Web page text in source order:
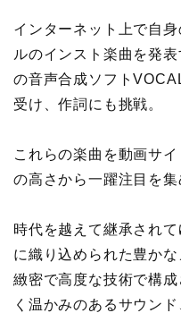
インターネット上で自
ルのインスト楽曲を発
の音声合成ソフト
受け、作詞にも挑戦。
これらの楽曲を動画サ
の高さから一躍注目を集
時代を越えて継承され
に織り込められた豊か
緻密で高度な技術で構
く温かみのあるサウン